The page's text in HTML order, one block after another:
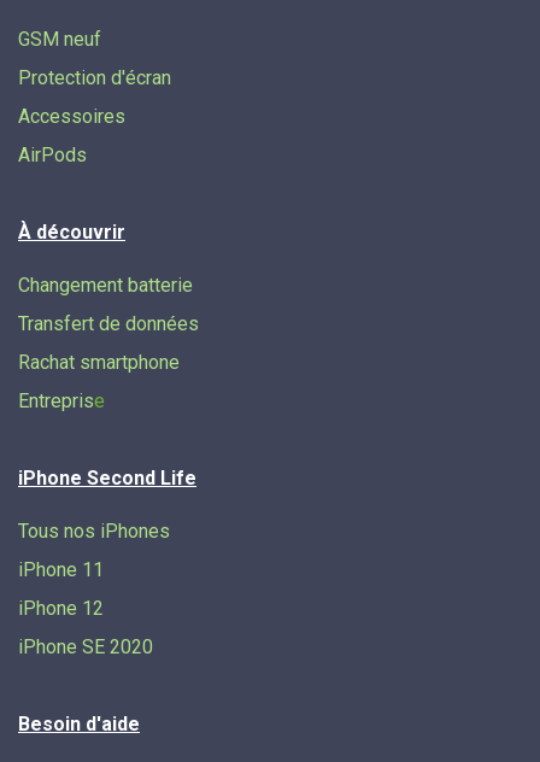
GSM neuf
Protection d'écran
Accessoires
AirPods
À découvrir
Changement batterie
Transfert de données​
Rachat smartphone
Entreprise
iPhone Second Life
Tous nos iPhones
iPhone 11
iPhone 12
iPhone SE 2020
Besoin d'aide